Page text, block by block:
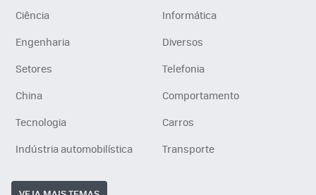
Ciência
Informática
Engenharia
Diversos
Setores
Telefonia
China
Comportamento
Tecnologia
Carros
Indústria automobilística
Transporte